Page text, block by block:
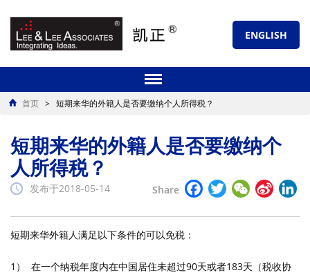
ENGLISH
首页 > 短期来华的外籍人是否要缴纳个人所得税？
短期来华的外籍人是否要缴纳个
人所得税？
发布于2018-05-14 Share Facebook
TwitterWeChat
Sina
短期来华外籍人满足以下条件的可以免税：
1） 在一个纳税年度内在中国居住未超过90天或者183天（税收协